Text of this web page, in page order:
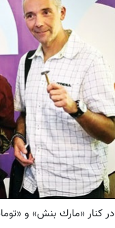
در كنار «مارك بنش» و